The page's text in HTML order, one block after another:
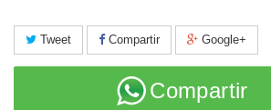
Tweet Compartir Google+
Compartir